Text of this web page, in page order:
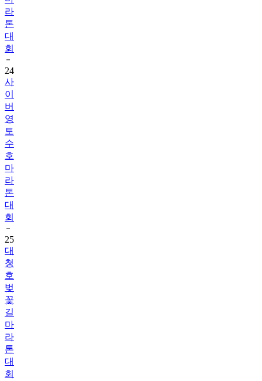
라
톤
대
회
24
사
이
버
영
토
수
호
마
라
톤
대
회
25
대
청
호
벚
꽃
길
마
라
톤
대
회